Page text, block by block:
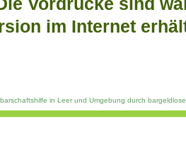
Vordrucke sind
im Internet
in Leer und Umgebung durch